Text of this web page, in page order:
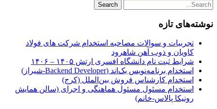
نوشته‌های تازه
تجربیات و سوالات مصاحبه استخدام شرکت های فولاد
کاویان و ذوب آهن شاهرود
شرایط ثبت نام دانشگاه افسری ارتش ۱۴۰۵ – ۱۴۰۶
استخدام برنامه‌نویس بک‌اند (Backend Developer-شیراز)
استخدام کارشناس فروش بین‌الملل (کرج)
استخدام مسئول مسئول هماهنگی و اجرای (سالن همایش
رونیکا پالاس-خانم)